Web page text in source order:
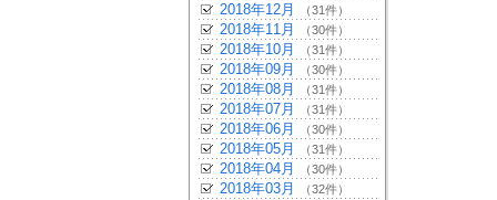
2018年12月 （31件）
2018年11月 （30件）
2018年10月 （31件）
2018年09月 （30件）
2018年08月 （31件）
2018年07月 （31件）
2018年06月 （30件）
2018年05月 （31件）
2018年04月 （30件）
2018年03月 （32件）